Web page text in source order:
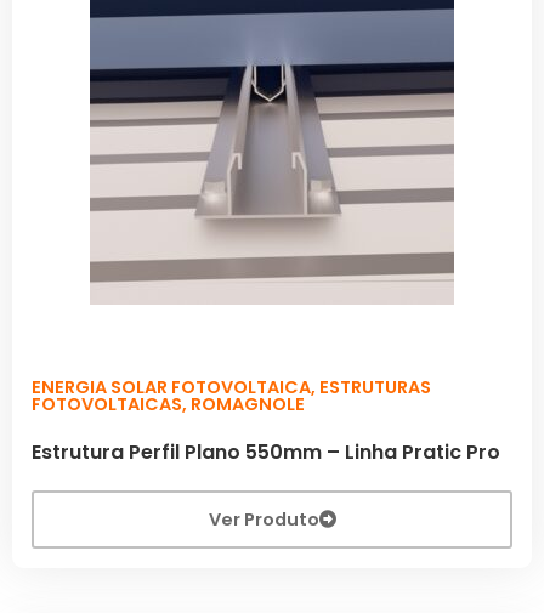
ENERGIA SOLAR FOTOVOLTAICA, ESTRUTURAS
FOTOVOLTAICAS, ROMAGNOLE
Estrutura Perfil Plano 550mm – Linha Pratic Pro
Ver Produto